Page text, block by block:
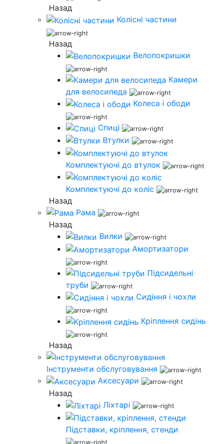
Назад
Колісні частини
Назад
Велопокришки
Камери
для велосипеда
Колеса і ободи
Спиці
Втулки
Комплектуючі до втулок
Комплектуючі до коліс
Назад
Рама
Назад
Вилки
Амортизатори
Підсидельні
труби
Сидіння і чохли
Кріплення сидінь
Назад
Інструменти обслуговування
Аксесуари
Назад
Ліхтарі
Підставки, кріплення, стенди